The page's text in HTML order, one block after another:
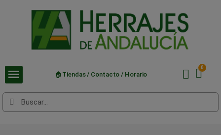
🏠Tiendas / Contacto / Horario